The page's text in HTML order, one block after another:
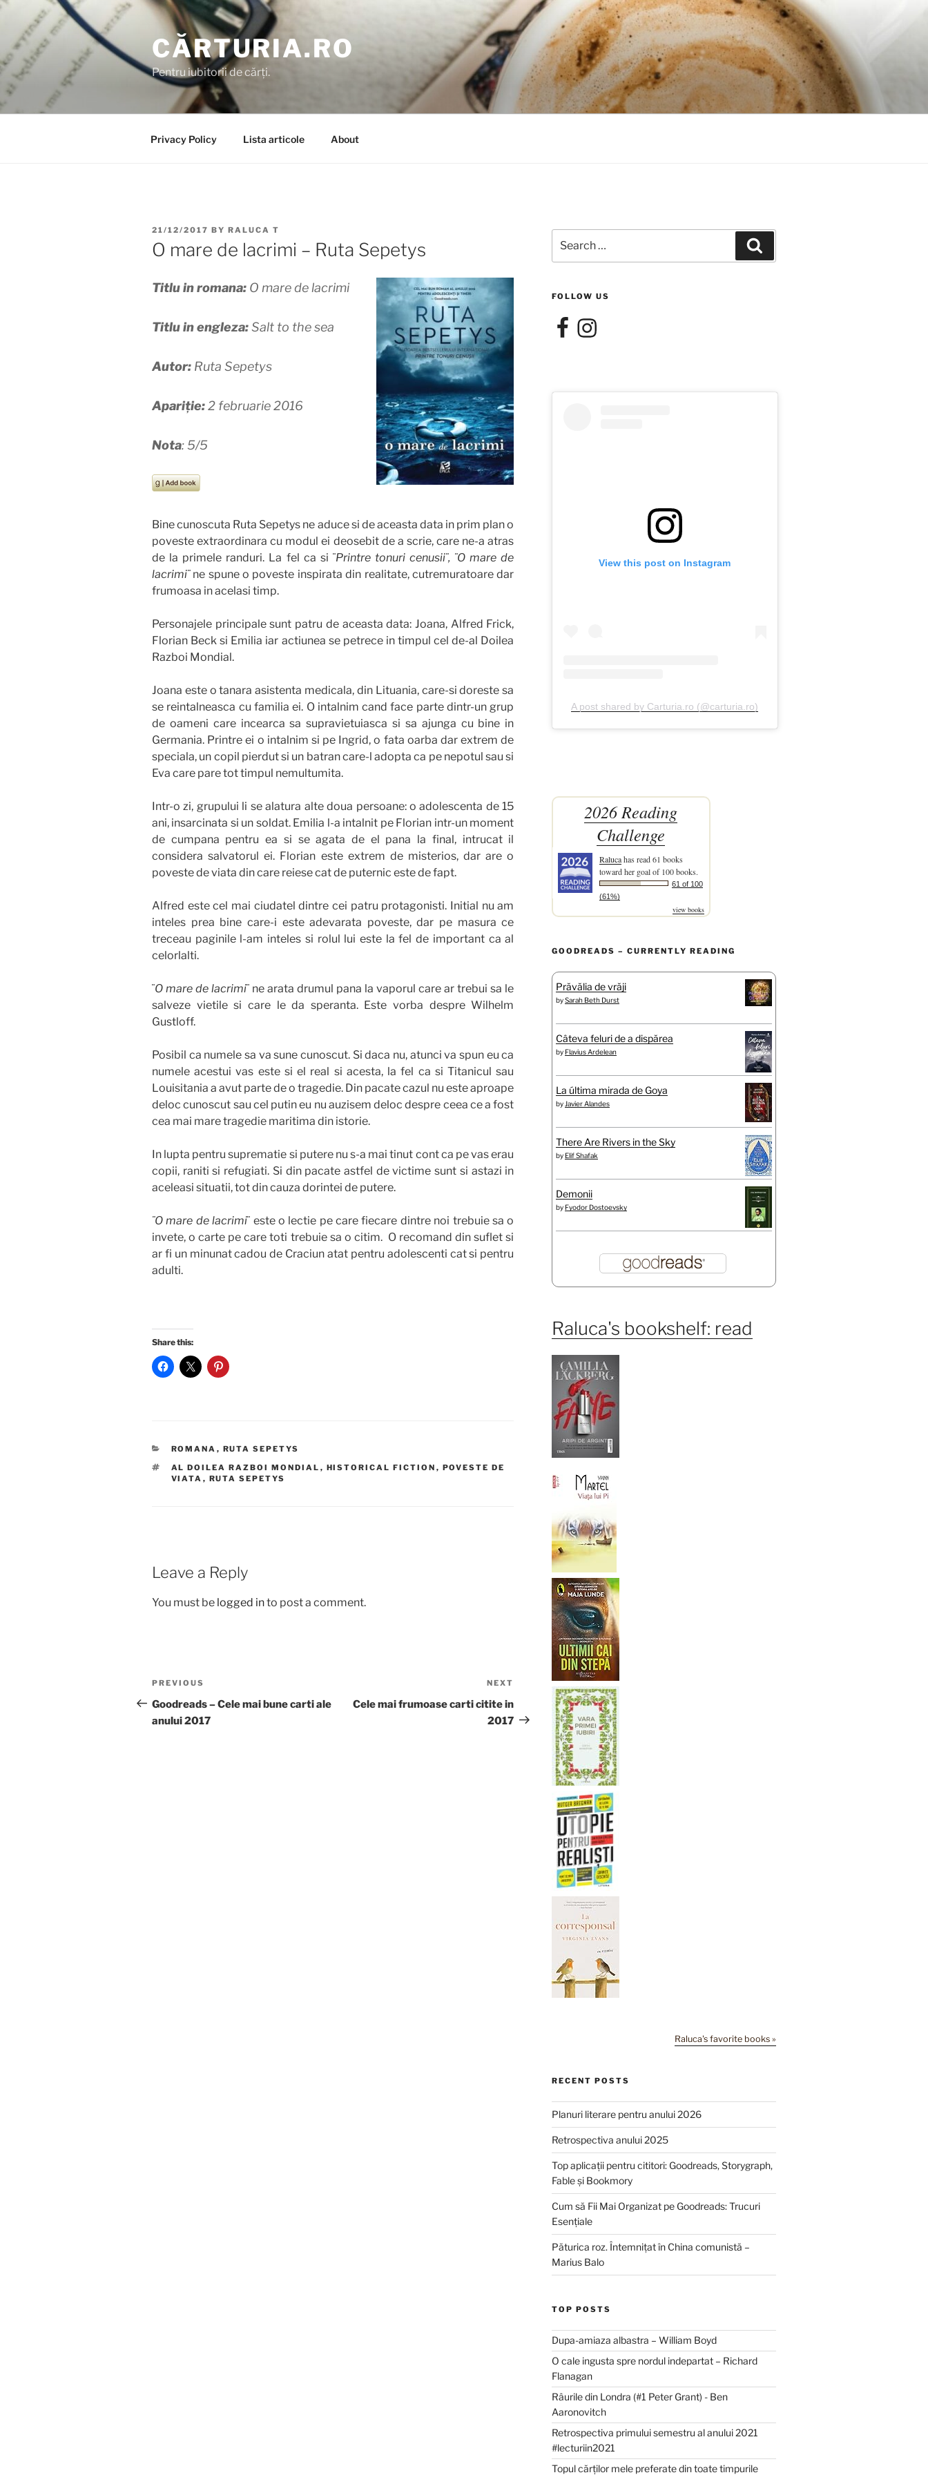
Skip
content
CĂRTURIA.RO
Pentru iubitorii de cărți.
Privacy Policy Lista articole About
POSTED
ON
21/12/2017 BY RALUCA T
O mare de lacrimi – Ruta Sepetys
Titlu in romana: O mare de lacrimi
Titlu in engleza:Salt to the sea
Autor: Ruta Sepetys
Apariție:2 februarie 2016
Nota: 5/5
Bine cunoscuta Ruta Sepetys ne aduce si de aceasta data in prim plan o
poveste extraordinara cu modul ei deosebit de a scrie, care ne-a atras
de la primele randuri. La fel ca si ¨Printre tonuri cenusii¨, ¨O mare de
lacrimi¨ ne spune o poveste inspirata din realitate, cutremuratoare dar
frumoasa in acelasi timp.
Personajele principale sunt patru de aceasta data: Joana, Alfred Frick,
Florian Beck si Emilia iar actiunea se petrece in timpul cel de-al Doilea
Razboi Mondial.
Joana este o tanara asistenta medicala, din Lituania, care-si doreste sa
se reintalneasca cu familia ei. O intalnim cand face parte dintr-un grup
de oameni care incearca sa supravietuiasca si sa ajunga cu bine in
Germania. Printre ei o intalnim si pe Ingrid, o fata oarba dar extrem de
speciala, un copil pierdut si un batran care-l adopta ca pe nepotul sau si
Eva care pare tot timpul nemultumita.
Intr-o zi, grupului li se alatura alte doua persoane: o adolescenta de 15
ani, insarcinata si un soldat. Emilia l-a intalnit pe Florian intr-un moment
de cumpana pentru ea si se agata de el pana la final, intrucat il
considera salvatorul ei. Florian este extrem de misterios, dar are o
poveste de viata din care reiese cat de puternic este de fapt.
Alfred este cel mai ciudatel dintre cei patru protagonisti. Initial nu am
inteles prea bine care-i este adevarata poveste, dar pe masura ce
treceau paginile l-am inteles si rolul lui este la fel de important ca al
celorlalti.
¨O mare de lacrimi¨ ne arata drumul pana la vaporul care ar trebui sa le
salveze vietile si care le da speranta. Este vorba despre Wilhelm
Gustloff.
Posibil ca numele sa va sune cunoscut. Si daca nu, atunci va spun eu ca
numele acestui vas este si el real si acesta, la fel ca si Titanicul sau
Louisitania a avut parte de o tragedie. Din pacate cazul nu este aproape
deloc cunoscut sau cel putin eu nu auzisem deloc despre ceea ce a fost
cea mai mare tragedie maritima din istorie.
In lupta pentru suprematie si putere nu s-a mai tinut cont ca pe vas erau
copii, raniti si refugiati. Si din pacate astfel de victime sunt si astazi in
aceleasi situatii, tot din cauza dorintei de putere.
¨O mare de lacrimi¨ este o lectie pe care fiecare dintre noi trebuie sa o
invete, o carte pe care toti trebuie sa o citim. O recomand din suflet si
ar fi un minunat cadou de Craciun atat pentru adolescenti cat si pentru
adulti.
Share this:
CATEGORIES
ROMANA , RUTA SEPETYS
TAGS
AL DOILEA RAZBOI MONDIAL , HISTORICAL FICTION , POVESTE DE
VIATA , RUTA SEPETYS
Leave a Reply
You must be logged into post a comment.
Post
navigation
Previous
Post
PREVIOUS
Goodreads – Cele mai bune carti ale
anului 2017
Post
NEXT
Cele mai frumoase carti citite in
2017
for:
FOLLOW US
FacebookInstagram
View this post on Instagram
A post shared by Carturia.ro (@carturia.ro)
2026 Reading
Challenge
Ralucahas read 61 books
toward her goal of 100 books.
61 of 100
(61%)
view books
GOODREADS – CURRENTLY READING
Prăvălia de vrăji
bySarah Beth Durst
Câteva feluri de a dispărea
by Flavius Ardelean
La última mirada de Goya
by Javier Alandes
There Are Rivers in the Sky
by Elif Shafak
Demonii
by Fyodor Dostoevsky
Raluca's bookshelf: read
Raluca's favorite books »
RECENT POSTS
Planuri literare pentru anului 2026
Retrospectiva anului 2025
Top aplicații pentru cititori: Goodreads, Storygraph,
Fable și Bookmory
Cum să Fii Mai Organizat pe Goodreads: Trucuri
Esențiale
Păturica roz. Întemnițat în China comunistă –
Marius Balo
TOP POSTS
Dupa-amiaza albastra – William Boyd
O cale ingusta spre nordul indepartat – Richard
Flanagan
Râurile din Londra (#1 Peter Grant) - Ben
Aaronovitch
Retrospectiva primului semestru al anului 2021
#lecturiin2021
Topul cărților mele preferate din toate timpurile